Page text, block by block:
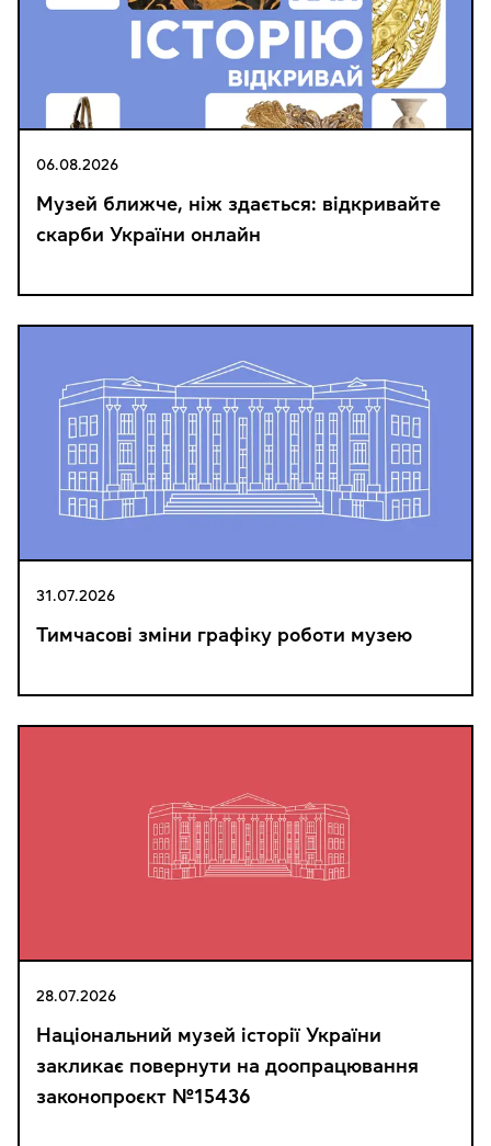
06.08.2026
Музей ближче, ніж здається: відкривайте
скарби України онлайн
31.07.2026
Тимчасові зміни графіку роботи музею
28.07.2026
Національний музей історії України
закликає повернути на доопрацювання
законопроєкт №15436